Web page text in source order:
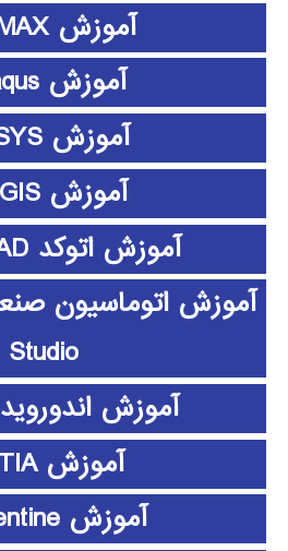
آموزش 3D MAX
آموزش abaqus
آموزش ANSYS
آموزش ArcGIS
آموزش اتوکد AUTOCAD
Studio
آموزش اندوروید android
آموزش CATIA
آموزش clementine